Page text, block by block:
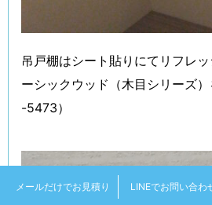
吊戸棚はシート貼りにてリフレ
ーシックウッド（木目シリーズ
-5473）
メールだけでお見積り LINEでお問い合わ